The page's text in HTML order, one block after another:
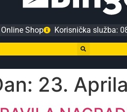
Online Shop Korisnička služba:
23.